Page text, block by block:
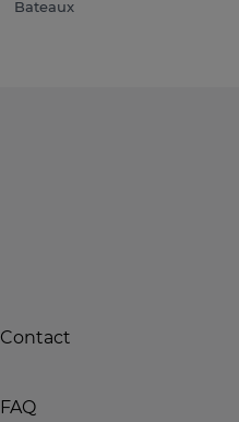
Bateaux
Contact
FAQ